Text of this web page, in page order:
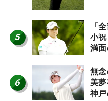
5
「
小
満
6
無
美
神戸